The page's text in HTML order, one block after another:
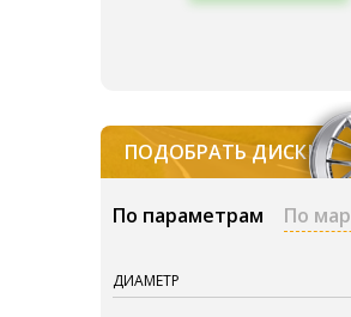
ПОДОБРАТЬ ДИСКИ
По параметрам По
ДИАМЕТР